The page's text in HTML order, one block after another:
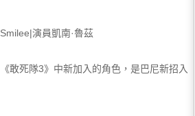
Smilee|演員凱南·魯茲
《敢死隊3》中新加入的角色，是巴尼新招